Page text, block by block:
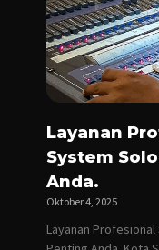
Layanan
System
Anda.
Oktober 4, 2025
Layanan